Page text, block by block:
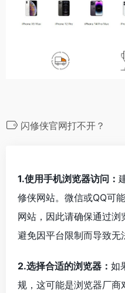
闪修侠官网打不开？
1.使用手机浏览器访问：
修侠网站。微信或QQ可
网站，因此请确保通过浏
避免因平台限制而导致无
2.选择合适的浏览器： 如
规，这可能是浏览器厂商